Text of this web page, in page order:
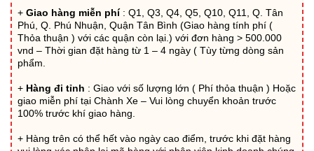
5.060.880₫.
+ Giao hàng miễn phí: Q1, Q3, Q4, Q5, Q10, Q11, Q. Tân
Phú, Q. Phú Nhuận, Quận Tân Bình (Giao hàng tính phí (
Thỏa thuận ) với các quận còn lại.) với đơn hàng > 500.000
vnd – Thời gian đặt hàng từ 1 – 4 ngày ( Tùy từng dòng sản
phẩm.
+ Hàng đi tỉnh : Giao với số lượng lớn ( Phí thỏa thuận ) Hoặc
giao miễn phí tại Chành Xe – Vui lòng chuyển khoản trước
100% trước khí giao hàng.
+ Hàng trên có thể hết vào ngày cao điểm, trước khi đặt hàng